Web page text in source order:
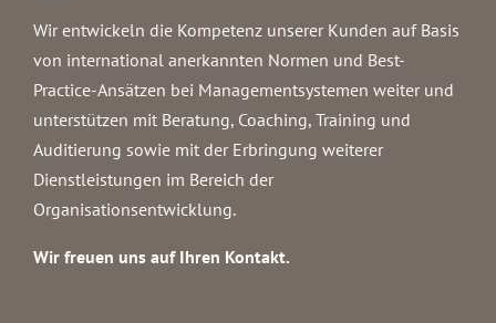
Wir entwickeln die Kompetenz unserer Kunden auf Basis
von international anerkannten Normen und Best-
Practice-Ansätzen bei Managementsystemen weiter und
unterstützen mit Beratung, Coaching, Training und
Auditierung sowie mit der Erbringung weiterer
Dienstleistungen im Bereich der
Organisationsentwicklung.
Wir freuen uns auf Ihren Kontakt.